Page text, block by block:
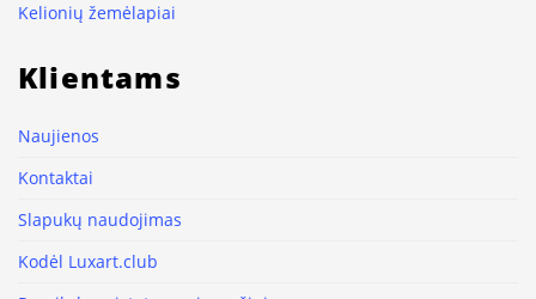
Kelionių žemėlapiai
Klientams
Naujienos
Kontaktai
Slapukų naudojimas
Kodėl Luxart.club